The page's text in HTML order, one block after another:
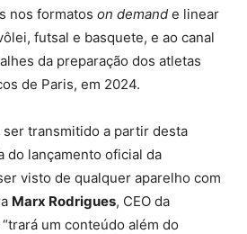
nos formatos on demand e linear
futsal e basquete, e ao canal
da preparação dos atletas
de Paris, em 2024.
ser transmitido a partir desta
do lançamento oficial da
visto de qualquer aparelho com
Marx Rodrigues, CEO da
um conteúdo além do